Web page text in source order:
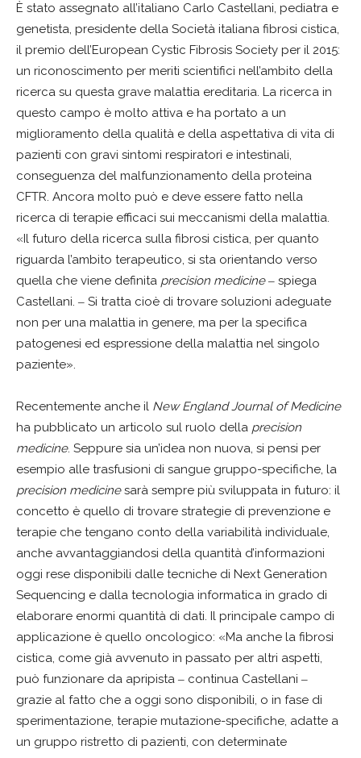
È stato assegnato all’italiano Carlo Castellani, pediatra e
genetista, presidente della Società italiana fibrosi cistica,
il premio dell’European Cystic Fibrosis Society per il 2015:
un riconoscimento per meriti scientifici nell’ambito della
ricerca su questa grave malattia ereditaria. La ricerca in
questo campo è molto attiva e ha portato a un
miglioramento della qualità e della aspettativa di vita di
pazienti con gravi sintomi respiratori e intestinali,
conseguenza del malfunzionamento della proteina
CFTR. Ancora molto può e deve essere fatto nella
ricerca di terapie efficaci sui meccanismi della malattia.
«Il futuro della ricerca sulla fibrosi cistica, per quanto
riguarda l’ambito terapeutico, si sta orientando verso
quella che viene definita precision medicine‒ spiega
Castellani. ‒ Si tratta cioè di trovare soluzioni adeguate
non per una malattia in genere, ma per la specifica
patogenesi ed espressione della malattia nel singolo
paziente».
Recentemente anche il New England Journal of Medicine
ha pubblicato un articolo sul ruolo della precision
medicine. Seppure sia un’idea non nuova, si pensi per
esempio alle trasfusioni di sangue gruppo-specifiche, la
precision medicinesarà sempre più sviluppata in futuro: il
concetto è quello di trovare strategie di prevenzione e
terapie che tengano conto della variabilità individuale,
anche avvantaggiandosi della quantità d’informazioni
oggi rese disponibili dalle tecniche di Next Generation
Sequencing e dalla tecnologia informatica in grado di
elaborare enormi quantità di dati. Il principale campo di
applicazione è quello oncologico: «Ma anche la fibrosi
cistica, come già avvenuto in passato per altri aspetti,
può funzionare da apripista ‒ continua Castellani ‒
grazie al fatto che a oggi sono disponibili, o in fase di
sperimentazione, terapie mutazione-specifiche, adatte a
un gruppo ristretto di pazienti, con determinate